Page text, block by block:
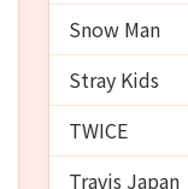
Snow Man
Stray Kids
TWICE
Travis Japan